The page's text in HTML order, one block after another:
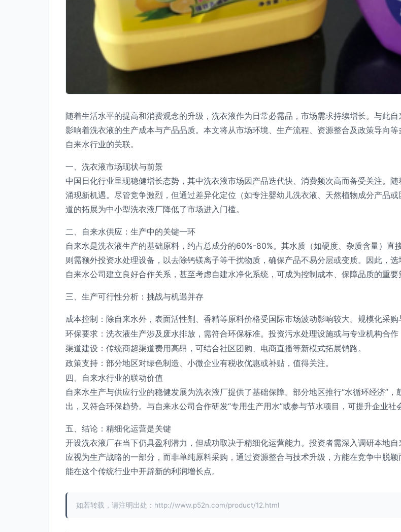
随着生活水平的提高和消费观念的升级，洗衣液作为日常必需品，市场需求持续增长。与此
影响着洗衣液的生产成本与产品品质。本文将从市场环境、生产流程、资源整合及政策导向
自来水行业的关联。
一、洗衣液市场现状与前景
中国日化行业呈现稳健增长态势，其中洗衣液市场因产品迭代快、消费频次高而备受关注。
涌现新机遇。尽管竞争激烈，但通过差异化定位（如专注婴幼儿洗衣液、天然植物成分产品
道的拓展为中小型洗衣液厂降低了市场进入门槛。
二、自来水供应：生产中的关键一环
自来水是洗衣液生产的基础原料，约占总成分的60%-80%。其水质（如硬度、杂质含量）直
则需额外投资水处理设备，以去除钙镁离子等干扰物质，确保产品不易分层或变质。因此，
自来水公司建立良好合作关系，甚至考虑自建水净化系统，可成为控制成本、保障品质的重要
三、生产可行性分析：挑战与机遇并存
成本控制：除自来水外，表面活性剂、香精等原料价格受国际市场波动影响较大。规模化采购
环保要求：洗衣液生产涉及废水排放，需符合环保标准。投资污水处理设施或与专业机构合作
渠道建设：传统商超渠道费用高昂，可结合社区团购、电商直播等新模式拓展销路。
政策支持：部分地区对绿色制造、小微企业有税收优惠或补贴，值得关注。
四、自来水行业的联动价值
自来水生产与供应行业的稳健发展为洗衣液厂提供了基础保障。部分地区推行“水循环经济”
出，又符合环保趋势。与自来水公司合作研发“专用生产用水”或参与节水项目，可提升企业社
五、结论：精细化运营是关键
开设洗衣液厂在当下仍具盈利潜力，但成功取决于精细化运营能力。投资者需深入调研本地
应视为生产战略的一部分，而非单纯原料采购，通过资源整合与技术升级，方能在竞争中脱
能在这个传统行业中开辟新的利润增长点。
如若转载，请注明出处：http://www.p52n.com/product/12.html